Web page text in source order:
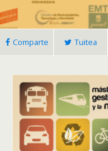
Comparte Tuitea